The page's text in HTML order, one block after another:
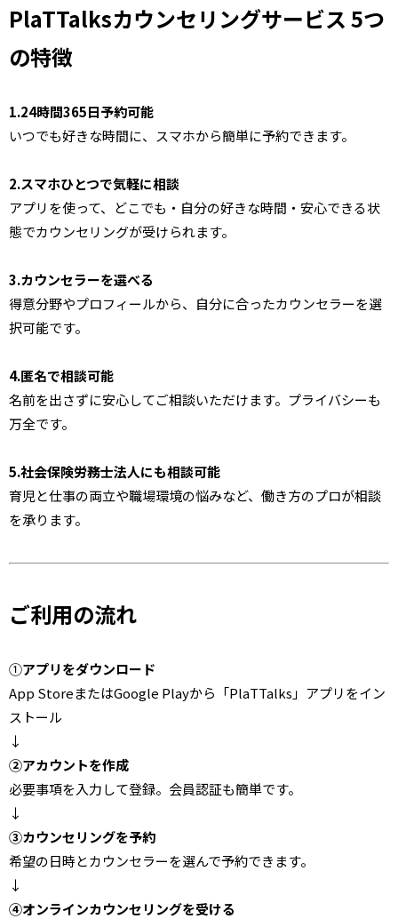
PlaTTalksカウンセリングサービス 5つ
の特徴
1.24時間365日予約可能
いつでも好きな時間に、スマホから簡単に予約できます。
2.スマホひとつで気軽に相談
アプリを使って、どこでも・自分の好きな時間・安心できる状
態でカウンセリングが受けられます。
3.カウンセラーを選べる
得意分野やプロフィールから、自分に合ったカウンセラーを選
択可能です。
4.匿名で相談可能
名前を出さずに安心してご相談いただけます。プライバシーも
万全です。
5.社会保険労務士法人にも相談可能
育児と仕事の両立や職場環境の悩みなど、働き方のプロが相談
を承ります。
ご利用の流れ
①アプリをダウンロード
App StoreまたはGoogle Playから「PlaTTalks」アプリをイン
ストール
↓
②アカウントを作成
必要事項を入力して登録。会員認証も簡単です。
↓
③カウンセリングを予約
希望の日時とカウンセラーを選んで予約できます。
↓
④オンラインカウンセリングを受ける